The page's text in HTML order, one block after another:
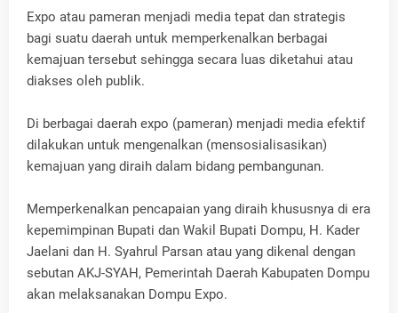
Expo atau pameran menjadi media tepat dan strategis
bagi suatu daerah untuk memperkenalkan berbagai
kemajuan tersebut sehingga secara luas diketahui atau
diakses oleh publik.
Di berbagai daerah expo (pameran) menjadi media efektif
dilakukan untuk mengenalkan (mensosialisasikan)
kemajuan yang diraih dalam bidang pembangunan.
Memperkenalkan pencapaian yang diraih khususnya di era
kepemimpinan Bupati dan Wakil Bupati Dompu, H. Kader
Jaelani dan H. Syahrul Parsan atau yang dikenal dengan
sebutan AKJ-SYAH, Pemerintah Daerah Kabupaten Dompu
akan melaksanakan Dompu Expo.